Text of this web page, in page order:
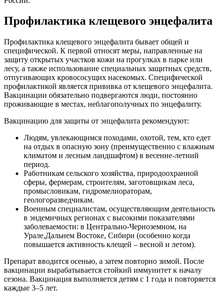
Профилактика клещевого энцефалита
Профилактика клещевого энцефалита бывает общей и
специфической. К первой относят меры, направленные на
защиту открытых участков кожи на прогулках в парке или
лесу, а также использование специальных защитных средств,
отпугивающих кровососущих насекомых. Специфической
профилактикой является прививка от клещевого энцефалита.
Вакцинации обязательно подвергаются люди, постоянно
проживающие в местах, неблагополучных по энцефалиту.
Вакцинацию для защиты от энцефалита рекомендуют:
Людям, увлекающимся походами, охотой, тем, кто едет
на отдых в опасную зону (преимущественно с влажным
климатом и лесным ландшафтом) в весенне-летний
период.
Работникам сельского хозяйства, природоохранной
сферы, фермерам, строителям, заготовщикам леса,
промысловикам, гидромелиораторам,
геологоразведчикам.
Военным специалистам, осуществляющим деятельность
в эндемичных регионах с высокими показателями
заболеваемости: в Центрально-Черноземном, на
Урале,Дальнем Востоке, Сибири (особенно когда
повышается активность клещей – весной и летом).
Препарат вводится осенью, а затем повторно зимой. После
вакцинации вырабатывается стойкий иммунитет к началу
сезона. Вакцинация выполняется детям с 1 года и повторяется
каждые 3–5 лет.